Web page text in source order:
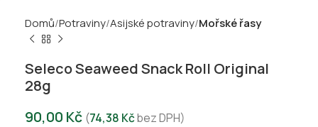
Domů Potraviny Asijské potraviny Mořské řasy
Seleco Seaweed Snack Roll Original
28g
90,00 Kč (74,38 Kčbez DPH)